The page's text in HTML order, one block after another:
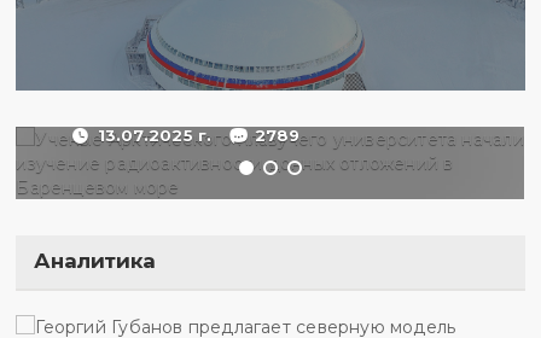
радиоактивности донных
отложений в Баренцевом
13.07.2025 г. 2789
Аналитика